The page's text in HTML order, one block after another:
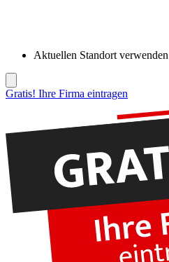
Aktuellen Standort verwenden
Gratis! Ihre Firma eintragen